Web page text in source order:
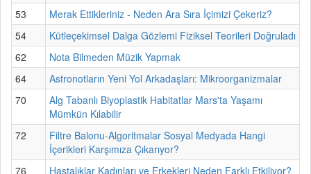
53
Merak Ettikleriniz - Neden Ara Sıra İçimizi Çekeriz?
54
Kütleçekimsel Dalga Gözlemi Fiziksel Teorileri Doğruladı
62
Nota Bilmeden Müzik Yapmak
64
Astronotların Yeni Yol Arkadaşları: Mikroorganizmalar
70
Alg Tabanlı Biyoplastik Habitatlar Mars'ta Yaşamı
Mümkün Kılabilir
72
Filtre Balonu-Algoritmalar Sosyal Medyada Hangi
İçerikleri Karşımıza Çıkarıyor?
76
Hastalıklar Kadınları ve Erkekleri Neden Farklı Etkiliyor?